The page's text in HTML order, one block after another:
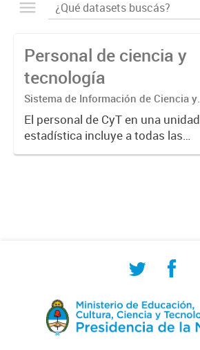
Personal de ciencia y
tecnología
Sistema de Información de Ciencia y
Tecnología Argentino (SICYTAR)
El personal de CyT en una unidad
estadística incluye a todas las
personas involucradas